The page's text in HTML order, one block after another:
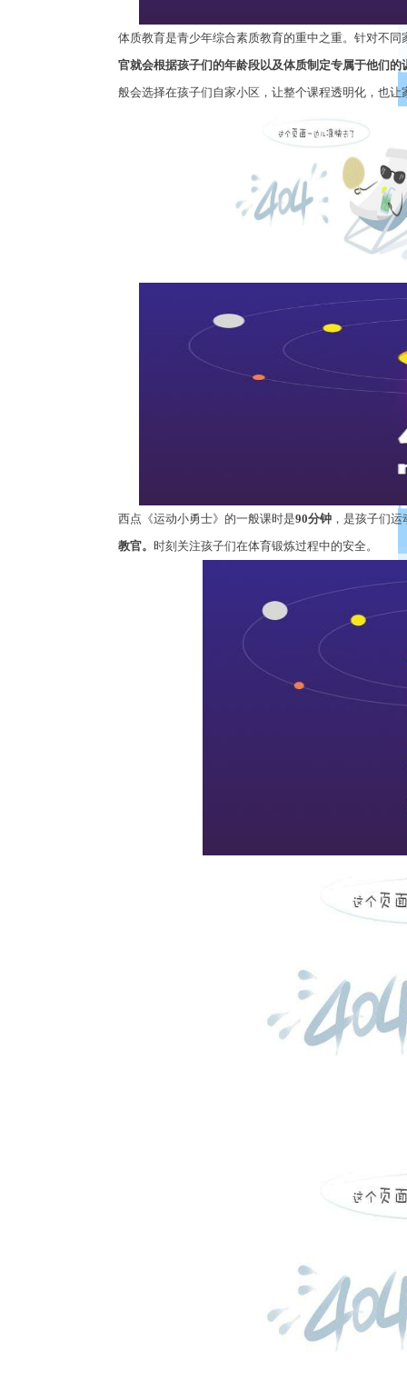
体质教育是青少年综合素质教育的重中之重。针对不
官就会根据孩子们的年龄段以及体质制定专属于他们的
般会选择在孩子们自家小区，让整个课程透明化，也让
西点《运动小勇士》的一般课时是90分钟 ，是孩子们
教官。 时刻关注孩子们在体育锻炼过程中的安全。